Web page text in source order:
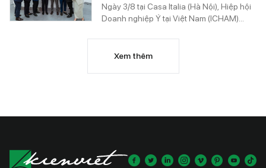
trực tiếp trải nghiệm hệ sinh thái giải pháp
chất lượng không khí trong nhà (IAQ –
Ngày 3/8 tại Casa Italia (Hà Nội), Hiệp hội
Doanh nghiệp Ý tại Việt Nam (ICHAM)
thi Vietnam Best Sommelier in Italian
Wines 2026 (VBSIW 2026). Không chỉ
Xem thêm